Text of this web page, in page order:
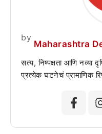
by
Maharashtra
सत्य, निष्पक्षता आणि नव्या
प्रत्येक घटनेचं प्रामाणिक